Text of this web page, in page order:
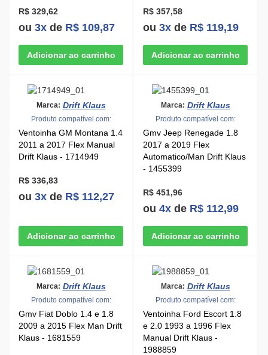
R$ 329,62
ou 3x de R$ 109,87
R$ 357,58
ou 3x de R$ 119,19
Marca: Drift Klaus
Produto compatível com:
Ventoinha GM Montana 1.4
2011 a 2017 Flex Manual
Drift Klaus - 1714949
R$ 336,83
ou 3x de R$ 112,27
Marca: Drift Klaus
Produto compatível com:
Gmv Jeep Renegade 1.8
2017 a 2019 Flex
Automatico/Man Drift Klaus
- 1455399
R$ 451,96
ou 4x de R$ 112,99
Marca: Drift Klaus
Produto compatível com:
Gmv Fiat Doblo 1.4 e 1.8
2009 a 2015 Flex Man Drift
Klaus - 1681559
Marca: Drift Klaus
Produto compatível com:
Ventoinha Ford Escort 1.8
e 2.0 1993 a 1996 Flex
Manual Drift Klaus -
1988859